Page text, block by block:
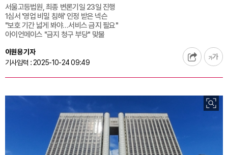
서울고등법원, 최종 변론기일 23일 진행
1심서 '영업 비밀 침해' 인정 받은 넥슨
"보호 기간 넓게 봐야…서비스 금지 필요"
아이언메이스 "금지 청구 부당" 맞불
이원용 기자
기사입력 : 2025-10-24 09:49